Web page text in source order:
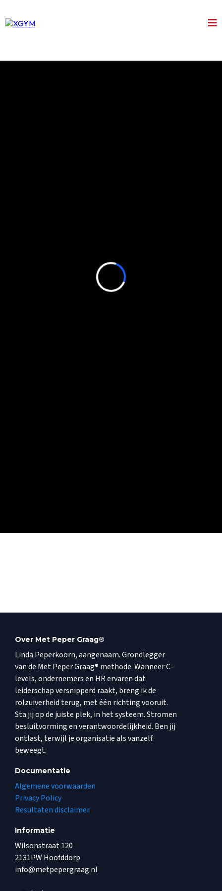
Over Met Peper Graag®
Linda Peperkoorn, aangenaam. Grondlegger
van de Met Peper Graag® methode. Wanneer C-
levels, ondernemers en HR ervaren dat
leiderschap versnipperd raakt, breng ik de
rolzuiverheid terug, met één richting vooruit.
Sta jij op de juiste plek, in het systeem. Stromen
besluitvorming en verantwoordelijkheid. Ben jij
ontlast, terwijl je organisatie als vanzelf
beweegt.
Documentatie
Algemene voorwaarden
Privacy Policy
Resultaten disclaimer
Informatie
Wilsonstraat 120
2131PW Hoofddorp
info@metpepergraag.nl